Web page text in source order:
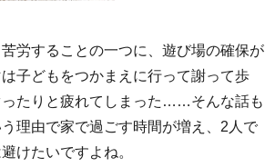
労することの一つに、遊び場の確保が
子どもをつかまえに行って謝って歩
ったりと疲れてしまった……そんな話も
理由で家で過ごす時間が増え、2人で
けたいですよね。